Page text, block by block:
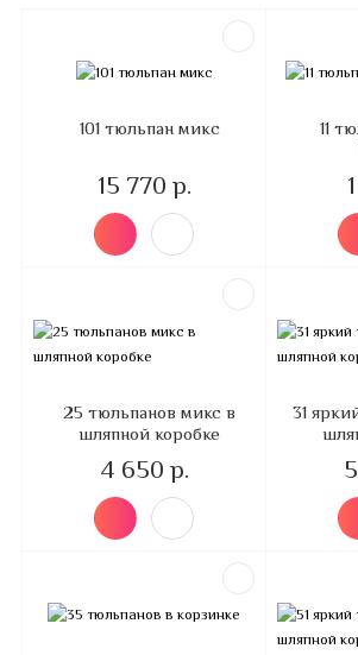
101 тюльпан микc
15 770 р.
11
25 тюльпанов микс в
шляпной коробке
4 650 р.
31